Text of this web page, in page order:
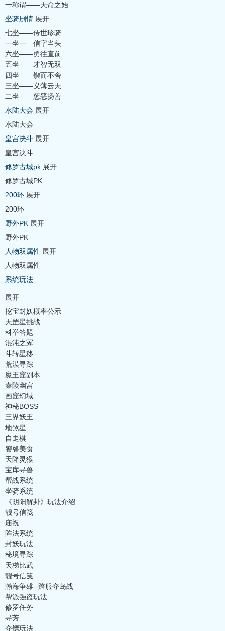
一称谓——天命之始
坐骑剧情 展开
七坐——传世珍骑
一坐一—信字当头
六坐——勇往直前
五坐——才智无双
四坐——锲而不舍
三坐——义薄云天
二坐——惩恶扬善
水陆大会 展开
水陆大会
皇宫决斗 展开
皇宫决斗
修罗古城pk 展开
修罗古城PK
200环 展开
200环
野外PK 展开
野外PK
人物双属性 展开
人物双属性
系统玩法
展开
挖宝封妖概率公示
天罡星挑战
科举答题
混沌之冢
斗转星移
荒漠寻踪
魔王窟副本
秦陵幽宫
画窟幻域
神秘BOSS
三界妖王
地煞星
自走棋
饕餮美食
天降灵猴
宝库寻兽
帮战系统
坐骑系统
《阴阳解卦》玩法介绍
靓号信笺
庙祝
阵法系统
封妖玩法
秘境寻踪
天梯比武
靓号信笺
瀚海争雄--跨服夺岛战
帮派强盗玩法
修罗任务
寻芳
夺镖玩法